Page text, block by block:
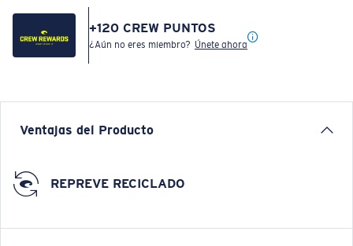
+120 CREW PUNTOS
¿Aún no eres miembro? Únete ahora
Ventajas del Producto
REPREVE RECICLADO